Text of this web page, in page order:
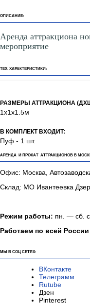
ОПИСАНИЕ:
Аренда аттракциона
мероприятие
ТЕХ. ХАРАКТЕРИСТИКИ:
РАЗМЕРЫ АТТРАКЦИОНА
1х1х1.5м
В КОМПЛЕКТ ВХОДИТ:
Пуф - 1 шт.
АРЕНДА И ПРОКАТ АТТРАКЦИОНОВ В
Офис: Москва,
Склад: МО Ивантеевка
Режим работы: пн. — сб.
Работаем по всей
МЫ В СОЦ СЕТЯХ:
ВКонтакте
Телеграмм
Rutube
Дзен
Pinterest